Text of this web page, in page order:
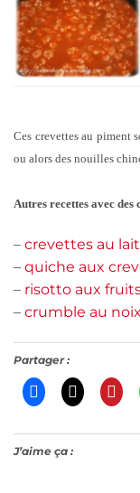
Ces crevettes au piment
ou alors des nouilles
Autres recettes avec des
– crevettes au
– quiche aux
– risotto aux
– crumble au
Partager :
J’aime ça :